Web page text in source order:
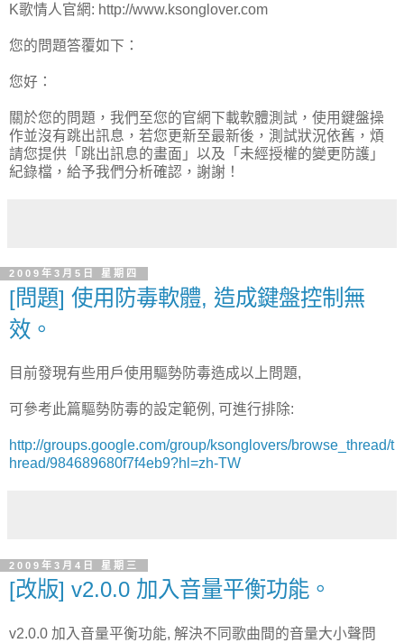
K歌情人官網: http://www.ksonglover.com
您的問題答覆如下：
您好：
關於您的問題，我們至您的官網下載軟體測試，使用鍵盤操
作並沒有跳出訊息，若您更新至最新後，測試狀況依舊，煩
請您提供「跳出訊息的畫面」以及「未經授權的變更防護」
紀錄檔，給予我們分析確認，謝謝！
2009年3月5日 星期四
[問題] 使用防毒軟體, 造成鍵盤控制無
效。
目前發現有些用戶使用驅勢防毒造成以上問題,
可參考此篇驅勢防毒的設定範例, 可進行排除:
http://groups.google.com/group/ksonglovers/browse_thread/t
hread/984689680f7f4eb9?hl=zh-TW
2009年3月4日 星期三
[改版] v2.0.0 加入音量平衡功能。
v2.0.0 加入音量平衡功能, 解決不同歌曲間的音量大小聲問